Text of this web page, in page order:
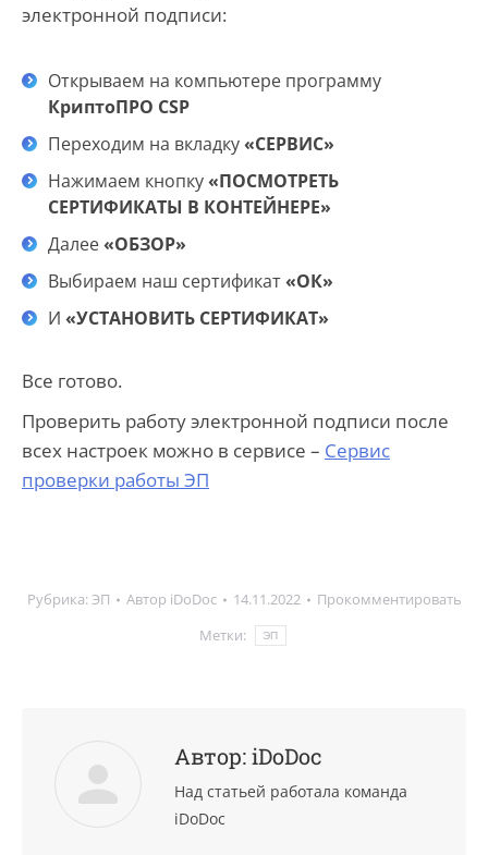
электронной подписи:
Открываем на компьютере программу
КриптоПРО CSP
Переходим на вкладку«СЕРВИС»
Нажимаем кнопку«ПОСМОТРЕТЬ
СЕРТИФИКАТЫ В КОНТЕЙНЕРЕ»
Далее«ОБЗОР»
Выбираем наш сертификат«ОК»
И «УСТАНОВИТЬ СЕРТИФИКАТ»
Все готово.
Проверить работу электронной подписи после
всех настроек можно в сервисе – Сервис
проверки работы ЭП
Рубрика:ЭП Автор iDoDoc 14.11.2022
Прокомментировать
Метки:
ЭП
Автор:iDoDoc
Над статьей работала команда
iDoDoc